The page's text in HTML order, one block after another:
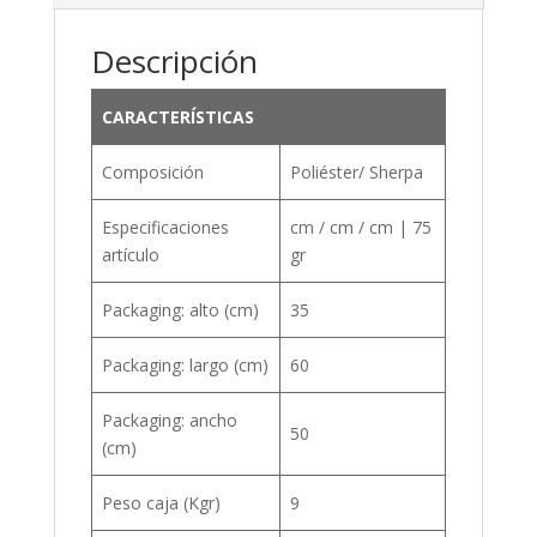
Descripción
CARACTERÍSTICAS
Composición Poliéster/ Sherpa
Especificaciones
artículo
cm / cm / cm | 75
gr
Packaging: alto (cm) 35
Packaging: largo (cm) 60
Packaging: ancho
(cm)
50
Peso caja (Kgr) 9